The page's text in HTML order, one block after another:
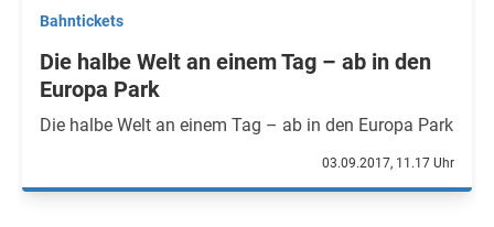
Bahntickets
Die halbe Welt an einem Tag – ab in den
Europa Park
Die halbe Welt an einem Tag – ab in den Europa Park
03.09.2017, 11.17 Uhr